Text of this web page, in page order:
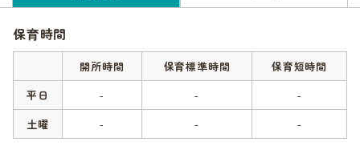
保育時間
開所時間 保育標準時間
保育短時間
平日
- -
-
土曜
- - -